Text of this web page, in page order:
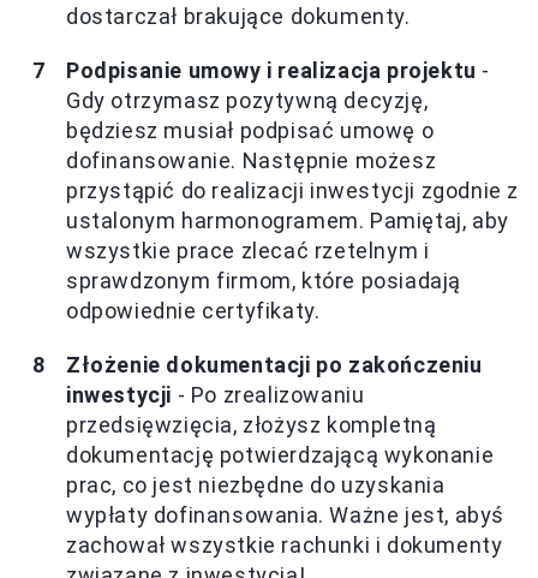
dostarczał brakujące dokumenty.
Podpisanie umowy i realizacja projektu -
Gdy otrzymasz pozytywną decyzję,
będziesz musiał podpisać umowę o
dofinansowanie. Następnie możesz
przystąpić do realizacji inwestycji zgodnie z
ustalonym harmonogramem. Pamiętaj, aby
wszystkie prace zlecać rzetelnym i
sprawdzonym firmom, które posiadają
odpowiednie certyfikaty.
Złożenie dokumentacji po zakończeniu
inwestycji - Po zrealizowaniu
przedsięwzięcia, złożysz kompletną
dokumentację potwierdzającą wykonanie
prac, co jest niezbędne do uzyskania
wypłaty dofinansowania. Ważne jest, abyś
zachował wszystkie rachunki i dokumenty